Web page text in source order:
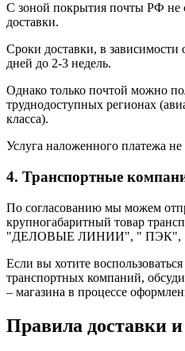
С зоной покрытия почты РФ не
доставки.
Сроки доставки, в зависимости
дней до 2-3 недель.
Однако только почтой можно
труднодоступных регионах
класса).
Услуга наложенного платежа не
4. Транспортные
По согласованию мы можем
крупногабаритный товар
"ДЕЛОВЫЕ ЛИНИИ", " ПЭК",
Если вы хотите
транспортных компаний,
– магазина в процессе
Правила доставки